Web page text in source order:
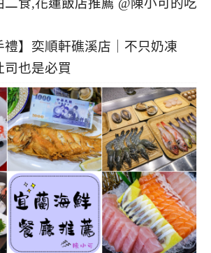
禮】奕順軒礁溪店｜不只奶凍
司也是必買